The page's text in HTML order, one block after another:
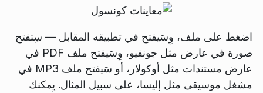
اضغط على ملف، وِسَيفتح في تطبيقه المقابل — سِتفتح
صورة في عارض مثل جونفيو، وِسَيفتح ملف PDF في
عارض مستندات مثل أوكولار، أو سَيفتح ملف MP3 في
مشغل موسيقى مثل إليسا، على سبيل المثال. يِمكنك